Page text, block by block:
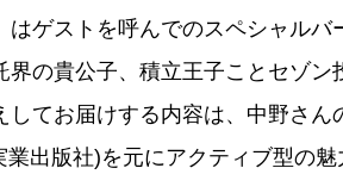
ゲストを呼んでのスペシャルバ
界の貴公子、積立王子ことセゾン
してお届けする内容は、中野さ
出版社)を元にアクティブ型の魅